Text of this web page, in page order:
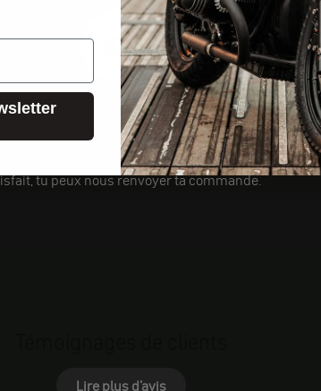
14 jours d'essai sans risque
pas satisfait ? Pas de problème ! Si tu n'es pas
tu peux nous renvoyer ta commande.
Lire plus d'avis